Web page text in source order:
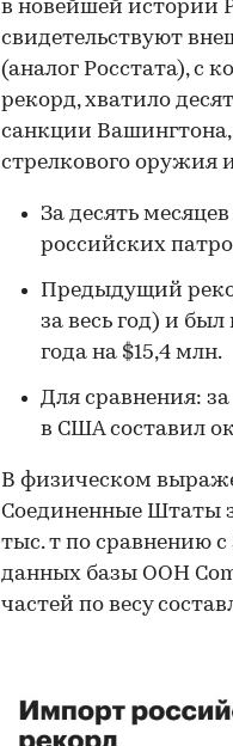
в новейшей истории
свидетельствуют
(аналог Росстата), с
рекорд, хватило
санкции
стрелкового оружия
За десять
российских
Предыдущий
за весь год) и
года на $15,4 млн.
Для сравнения:
в США составил
В физическом
Соединенные Штаты
тыс. т по сравнению с
данных базы ООН
частей по весу